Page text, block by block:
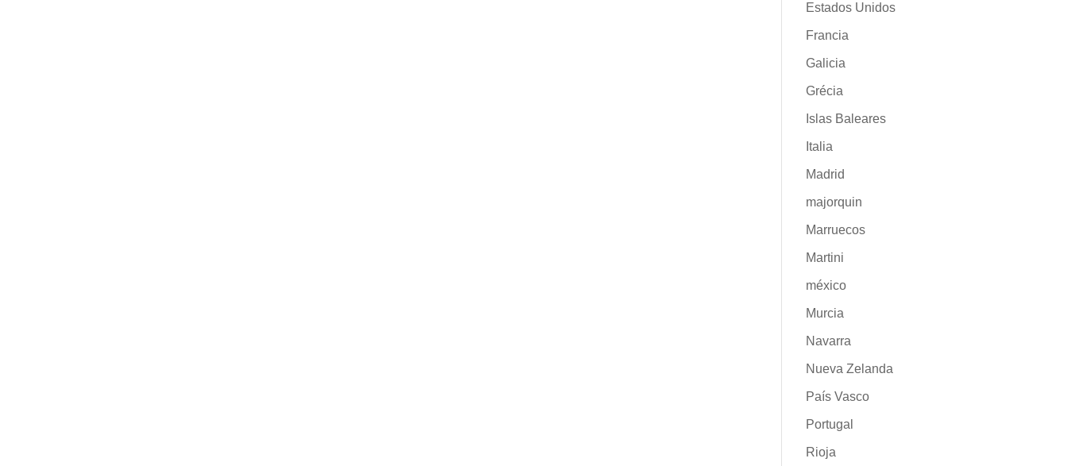
Estados Unidos
Francia
Galicia
Grécia
Islas Baleares
Italia
Madrid
majorquin
Marruecos
Martini
méxico
Murcia
Navarra
Nueva Zelanda
País Vasco
Portugal
Rioja